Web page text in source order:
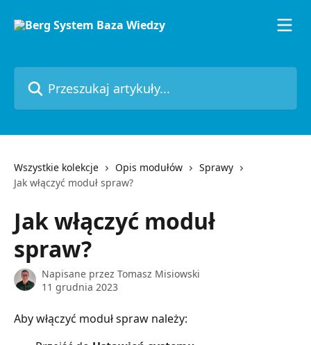
Wszystkie kolekcje Opis modułów
Sprawy
Jak włączyć moduł spraw?
Jak włączyć moduł
spraw?
Napisane przez Tomasz Misiowski
11 grudnia 2023
Aby włączyć moduł spraw należy: